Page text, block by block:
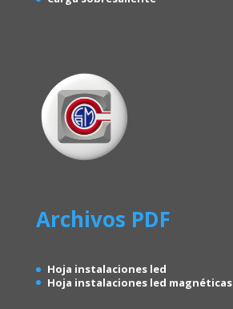
Archivos PDF
Hoja instalaciones led
Hoja instalaciones led magnéticas